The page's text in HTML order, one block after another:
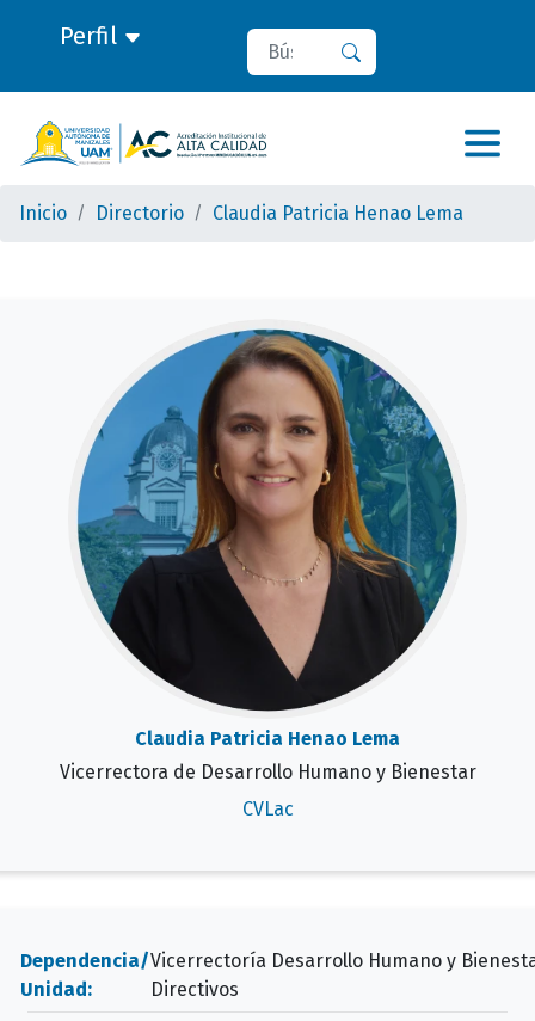
Perfil Buscar
Inicio Directorio Claudia Patricia Henao Lema
Claudia Patricia Henao Lema
Vicerrectora de Desarrollo Humano y Bienestar
CVLac
Dependencia/
Unidad:
Vicerrectoría Desarrollo Humano y
Directivos